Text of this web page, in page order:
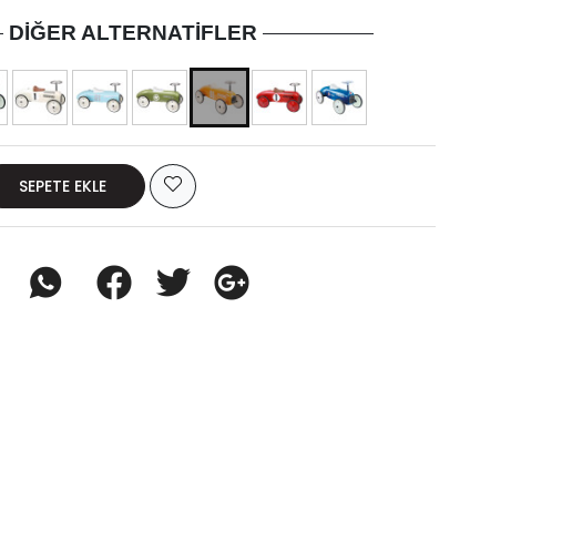
DIĞER ALTERNATIFLER
SEPETE EKLE